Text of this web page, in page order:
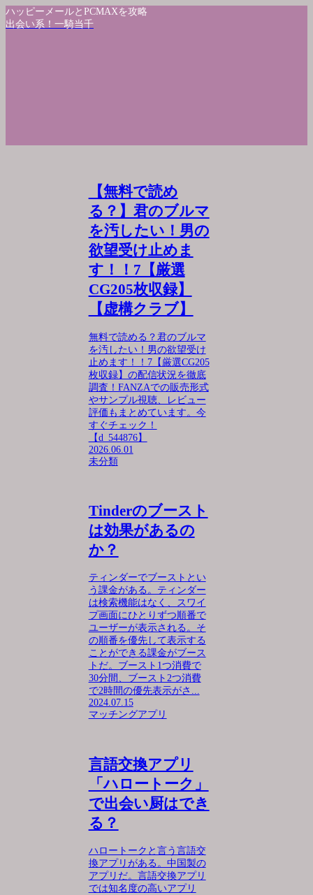
ハッピーメールとPCMAXを攻略
出会い系！一騎当千
【無料で読め
る？】君のブルマ
を汚したい！男の
欲望受け止めま
す！！7【厳選
CG205枚収録】
【虚構クラブ】
無料で読める？君のブルマ
を汚したい！男の欲望受け
止めます！！7【厳選CG205
枚収録】の配信状況を徹底
調査！FANZAでの販売形式
やサンプル視聴、レビュー
評価もまとめています。今
すぐチェック！
【d_544876】
2026.06.01
未分類
Tinderのブースト
は効果があるの
か？
ティンダーでブーストとい
う課金がある。ティンダー
は検索機能はなく、スワイ
プ画面にひとりずつ順番で
ユーザーが表示される。そ
の順番を優先して表示する
ことができる課金がブース
トだ。ブースト1つ消費で
30分間、ブースト2つ消費
で2時間の優先表示がさ...
2024.07.15
マッチングアプリ
言語交換アプリ
「ハロートーク」
で出会い厨はでき
る？
ハロートークと言う言語交
換アプリがある。中国製の
アプリだ。言語交換アプリ
では知名度の高いアプリ